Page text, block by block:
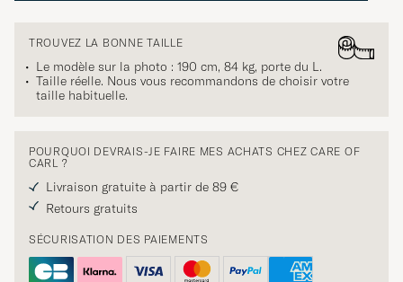
TROUVEZ LA BONNE TAILLE
Le modèle sur la photo : 190 cm, 84 kg, porte du L.
Taille réelle. Nous vous recommandons de choisir votre
taille habituelle.
POURQUOI DEVRAIS-JE FAIRE MES ACHATS CHEZ CARE OF
CARL ?
Livraison gratuite à partir de 89 €
Retours gratuits
SÉCURISATION DES PAIEMENTS